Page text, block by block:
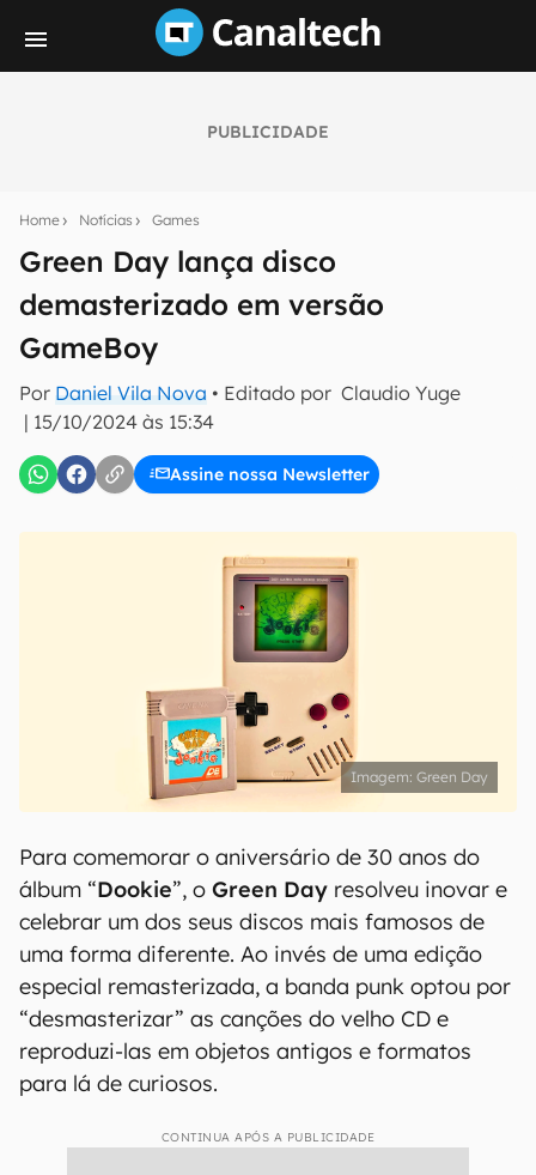
PUBLICIDADE
Home Notícias Games
Green Day lança disco
demasterizado em versão
GameBoy
Por Daniel Vila Nova • Editado por Claudio Yuge
| 15/10/2024 às 15:34
Assine nossa Newsletter
notícias e reviews sobre tecnologia em primeira
E-mail
inscreva-se
Confirmo que li, aceito e concordo com os Termos de
Uso e Política de Privacidade do Canaltech.
Green Day
Para comemorar o aniversário de 30 anos do
álbum “Dookie”, o Green Day resolveu inovar e
celebrar um dos seus discos mais famosos de
uma forma diferente. Ao invés de uma edição
especial remasterizada, a banda punk optou por
“desmasterizar” as canções do velho CD e
reproduzi-las em objetos antigos e formatos
para lá de curiosos.
CONTINUA APÓS A PUBLICIDADE